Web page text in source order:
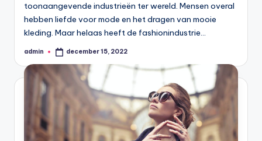
toonaangevende industrieën ter wereld. Mensen overal
hebben liefde voor mode en het dragen van mooie
kleding. Maar helaas heeft de fashionindustrie…
Geplaatst
admin december 15, 2022